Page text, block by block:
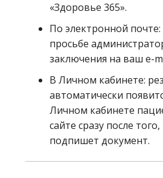
«Здоровье 365».
По электронной
просьбе
заключения на ваш e-
В Личном кабинете:
автоматически
Личном кабинете
сайте сразу после
подпишет документ.